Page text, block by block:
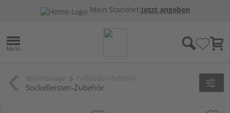
Mein Standort:Jetzt angeben
Sockelleisten-Zubehör